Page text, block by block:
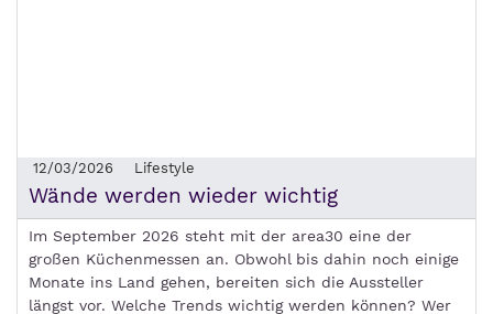
12/03/2026 Lifestyle
Wände werden wieder wichtig
Im September 2026 steht mit der area30 eine der
großen Küchenmessen an. Obwohl bis dahin noch einige
Monate ins Land gehen, bereiten sich die Aussteller
längst vor. Welche Trends wichtig werden können? Wer